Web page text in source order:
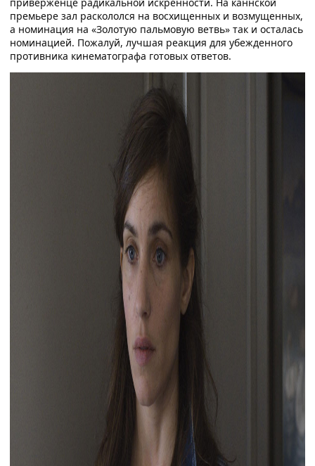
премьере зал раскололся на восхищенных и возмущенных,
а номинация на «Золотую пальмовую ветвь» так и осталась
номинацией. Пожалуй, лучшая реакция для убежденного
противника кинематографа готовых ответов.